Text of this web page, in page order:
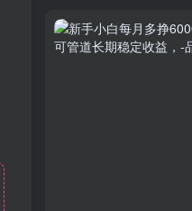
随机文章